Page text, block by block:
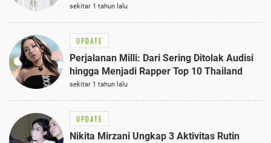
Semi-Formal
sekitar 1 tahun lalu
UPDATE
Perjalanan Milli: Dari Sering Ditolak Audisi
hingga Menjadi Rapper Top 10 Thailand
sekitar 1 tahun lalu
UPDATE
Nikita Mirzani Ungkap 3 Aktivitas Rutin